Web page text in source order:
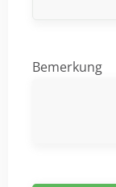
Bemerkung